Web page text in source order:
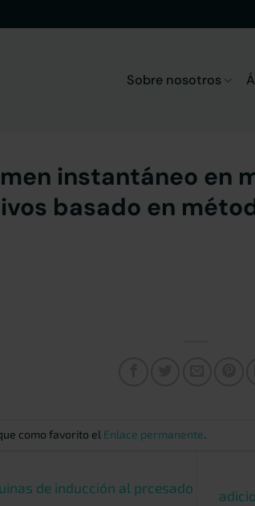
Sobre nosotros
instantáneo en
basado en
como favorito el Enlace permanente.
de inducción al prcesado